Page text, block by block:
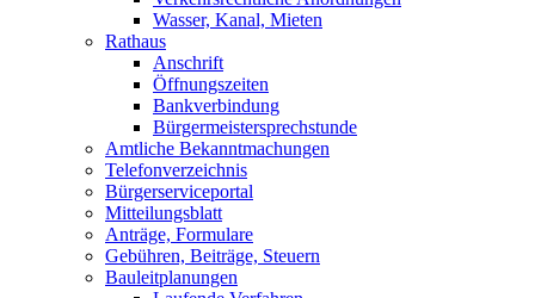
Wasser, Kanal, Mieten
Rathaus
Anschrift
Öffnungszeiten
Bankverbindung
Bürgermeistersprechstunde
Amtliche Bekanntmachungen
Telefonverzeichnis
Bürgerserviceportal
Mitteilungsblatt
Anträge, Formulare
Gebühren, Beiträge, Steuern
Bauleitplanungen